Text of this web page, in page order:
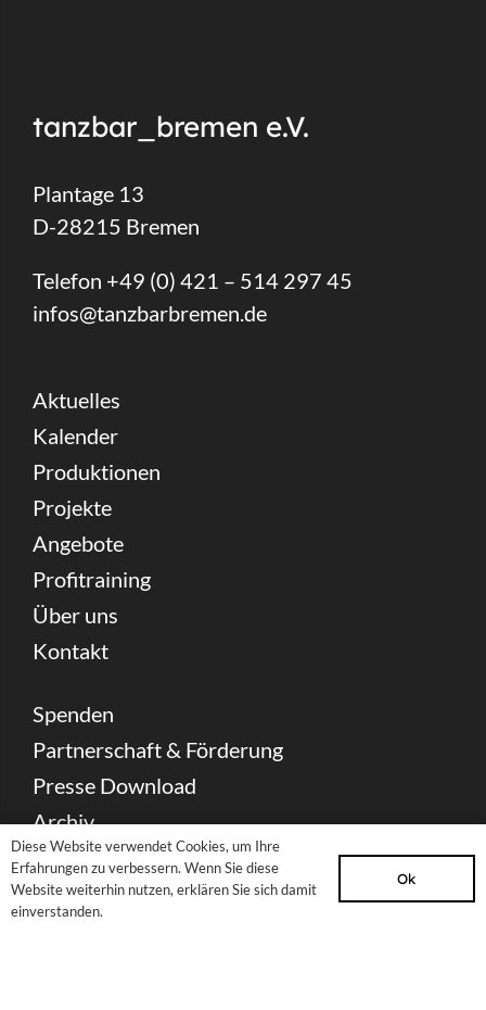
tanzbar_bremen e.V.
Plantage 13
D-28215 Bremen
Telefon +49 (0) 421 – 514 297 45
infos@tanzbarbremen.de
Aktuelles
Kalender
Produktionen
Projekte
Angebote
Profitraining
Über uns
Kontakt
Spenden
Partnerschaft & Förderung
Presse Download
Archiv
Newsletter
Sitemap
Diese Website verwendet Cookies, um Ihre
Erfahrungen zu verbessern. Wenn Sie diese
Website weiterhin nutzen, erklären Sie sich damit
einverstanden.
Ok